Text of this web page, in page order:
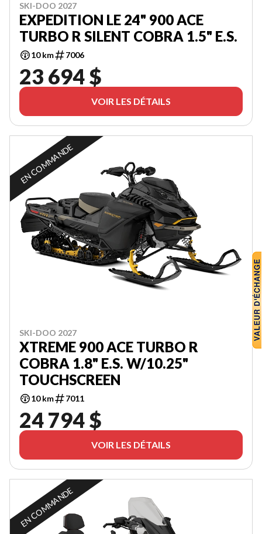
SKI-DOO 2027
EXPEDITION LE 24" 900 ACE
TURBO R SILENT COBRA 1.5" E.S.
10 km 7006
23 694 $
VOIR LES DÉTAILS
EN COMMANDE
SKI-DOO 2027
XTREME 900 ACE TURBO R
COBRA 1.8" E.S. W/10.25"
TOUCHSCREEN
10 km 7011
24 794 $
VOIR LES DÉTAILS
EN COMMANDE